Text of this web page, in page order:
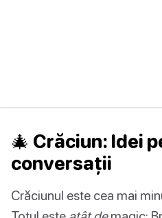
🎄 Crăciun: Idei
conversații
Crăciunul este cea mai